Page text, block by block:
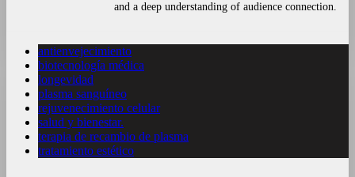
and a deep understanding of audience connection.
antienvejecimiento
biotecnología médica
longevidad
plasma sanguíneo
rejuvenecimiento celular
salud y bienestar.
terapia de recambio de plasma
tratamiento estético